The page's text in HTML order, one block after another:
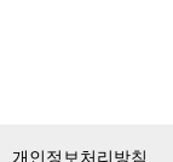
개인정보처리방침